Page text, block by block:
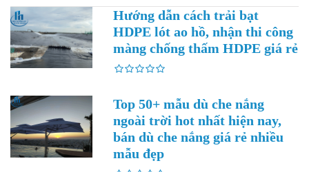
Hướng dẫn cách trải bạt
HDPE lót ao hồ, nhận thi công
màng chống thấm HDPE giá rẻ
Top 50+ mẫu dù che nắng
ngoài trời hot nhất hiện nay,
bán dù che nắng giá rẻ nhiều
mẫu đẹp